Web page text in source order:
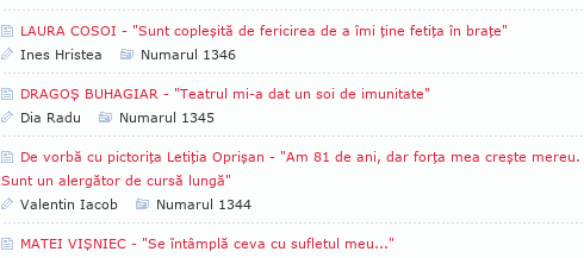
LAURA COSOI - "Sunt copleşită de fericirea de a îmi ţine fetiţa în braţe"
Ines Hristea
Numarul 1346
DRAGOŞ BUHAGIAR - "Teatrul mi-a dat un soi de imunitate"
Dia Radu
Numarul 1345
De vorbă cu pictoriţa Letiţia Oprişan - "Am 81 de ani, dar forţa mea creşte mereu.
Sunt un alergător de cursă lungă"
Valentin Iacob
Numarul 1344
MATEI VIŞNIEC - "Se întâmplă ceva cu sufletul meu..."